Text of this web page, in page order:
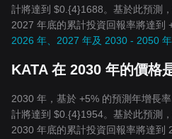
計將達到 $0.{4}1688。基於此預測
2027 年底的累計投資回報率將達到
2026 年、2027 年及 2030 - 2050
KATA 在 2030 年的價格
2030 年，基於 +5% 的預測年增長
計將達到 $0.{4}1954。基於此預測
2030 年底的累計投資回報率將達到